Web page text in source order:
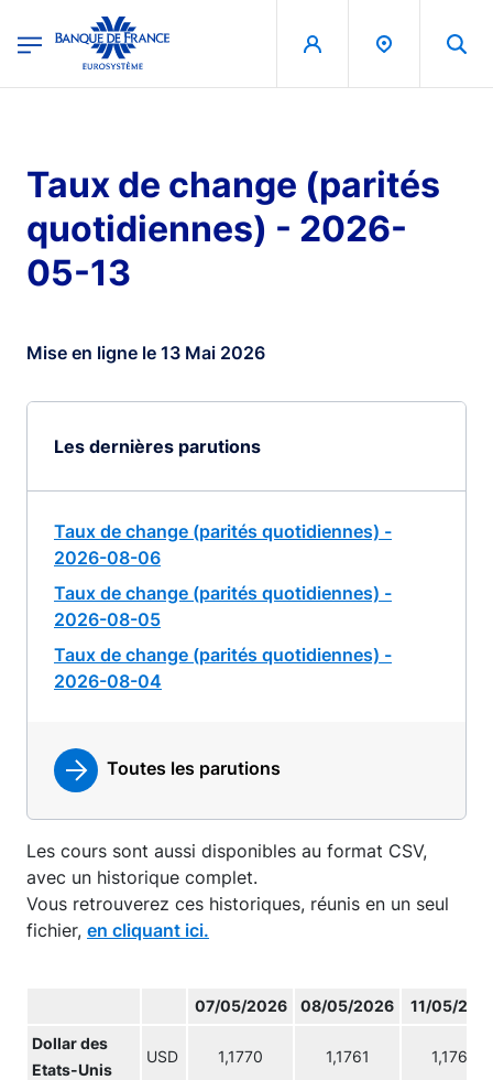
Banque de France - Menu Principal
Taux de change (parités
quotidiennes) - 2026-
05-13
Mise en ligne le 13 Mai 2026
Les dernières parutions
Taux de change (parités quotidiennes) -
2026-08-06
Taux de change (parités quotidiennes) -
2026-08-05
Taux de change (parités quotidiennes) -
2026-08-04
Toutes les parutions
Les cours sont aussi disponibles au format CSV,
avec un historique complet.
Vous retrouverez ces historiques, réunis en un seul
fichier, en cliquant ici.
07/05/2026 08/05/2026 11/05/
Dollar des
Etats-Unis
USD 1,1770 1,1761 1,1765